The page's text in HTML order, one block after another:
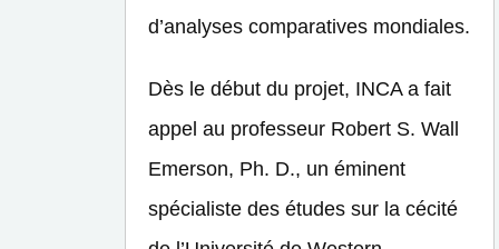
d’analyses comparatives mondiales.
Dès le début du projet, INCA a fait
appel au professeur Robert S. Wall
Emerson, Ph. D., un éminent
spécialiste des études sur la cécité